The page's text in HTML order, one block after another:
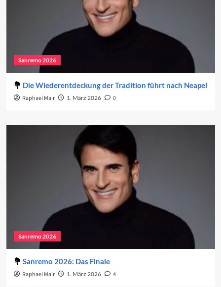
Sanremo 2026
Die Wiederentdeckung der Tradition führt nach Neapel
Raphael Mair 1. März 2026 0
Sanremo 2026
Sanremo 2026: Das Finale
Raphael Mair 1. März 2026 4